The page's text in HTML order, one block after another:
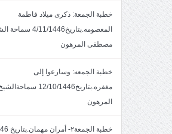
خطبة الجمعة: ذكرى ميلاد فاطمة
المعصومه.بتاريخ4/11/1446
مصطفى المرهون
خطبة الجمعه: وسارعوا إلى
مغفره.بتاريخ12/10/
المرهون
خطبة